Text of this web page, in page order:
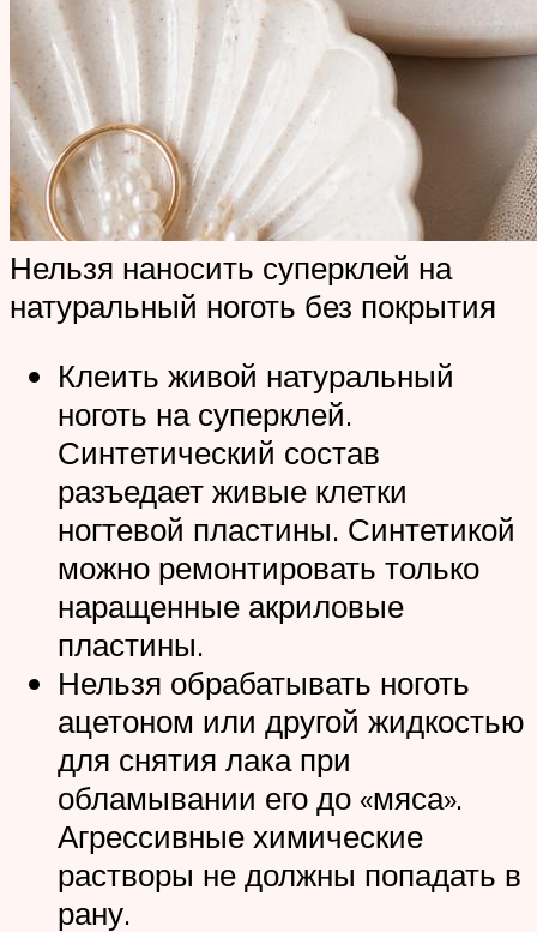
Нельзя наносить суперклей на
натуральный ноготь без покрытия
Клеить живой натуральный
ноготь на суперклей.
Синтетический состав
разъедает живые клетки
ногтевой пластины. Синтетикой
можно ремонтировать только
наращенные акриловые
пластины.
Нельзя обрабатывать ноготь
ацетоном или другой жидкостью
для снятия лака при
обламывании его до «мяса».
Агрессивные химические
растворы не должны попадать в
рану.